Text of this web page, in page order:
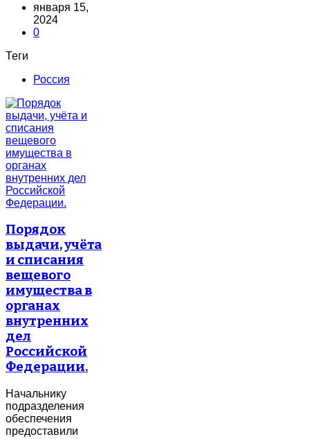
января 15,
2024
0
Теги
Россия
Порядок
выдачи, учёта
и списания
вещевого
имущества в
органах
внутренних
дел
Российской
Федерации.
Начальнику
подразделения
обеспечения
предоставили